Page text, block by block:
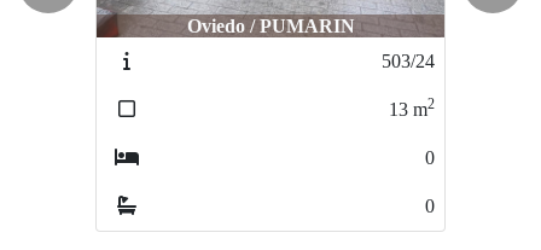
Oviedo / PUMARINOviedo / Centro